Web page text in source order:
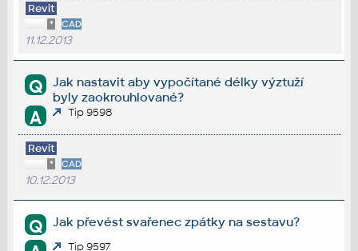
Revit
* CAD
11.12.2013
Q
Jak nastavit aby vypočítané délky výztuží
byly zaokrouhlované?
A Tip 9598
Revit
* CAD
10.12.2013
Q Jak převést svařenec zpátky na sestavu?
Tip 9597